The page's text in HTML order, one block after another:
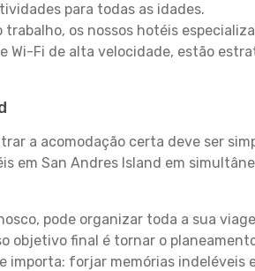
para todas as idades.
os nossos hotéis
Wi-Fi de alta velocidade, estão
a acomodação certa deve ser
San Andres Island em
pode organizar toda a sua
objetivo final é tornar o
forjar memórias indeléveis